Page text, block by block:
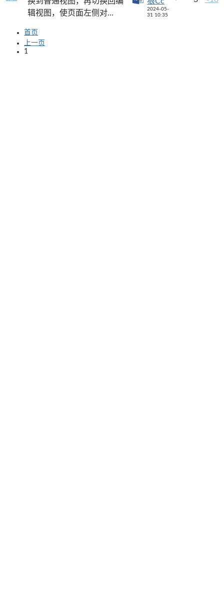
辑视图，使页面左侧对...
2024-05-
31 10:35
首页
上一页
1